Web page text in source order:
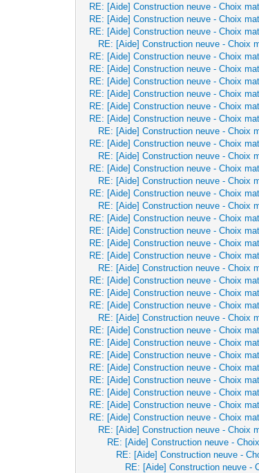
RE: [Aide] Construction neuve - Choix
RE: [Aide] Construction neuve - Choix
RE: [Aide] Construction neuve - Choix
RE: [Aide] Construction neuve - Choix
RE: [Aide] Construction neuve - Choix
RE: [Aide] Construction neuve - Choix
RE: [Aide] Construction neuve - Choix
RE: [Aide] Construction neuve - Choix
RE: [Aide] Construction neuve - Choix
RE: [Aide] Construction neuve - Choix
RE: [Aide] Construction neuve - Choix
RE: [Aide] Construction neuve - Choix
RE: [Aide] Construction neuve - Choix
RE: [Aide] Construction neuve - Choix
RE: [Aide] Construction neuve - Choix
RE: [Aide] Construction neuve - Choix
RE: [Aide] Construction neuve - Choix
RE: [Aide] Construction neuve - Choix
RE: [Aide] Construction neuve - Choix
RE: [Aide] Construction neuve - Choix
RE: [Aide] Construction neuve - Choix
RE: [Aide] Construction neuve - Choix
RE: [Aide] Construction neuve - Choix
RE: [Aide] Construction neuve - Choix
RE: [Aide] Construction neuve - Choix
RE: [Aide] Construction neuve - Choix
RE: [Aide] Construction neuve - Choix
RE: [Aide] Construction neuve - Choix
RE: [Aide] Construction neuve - Choix
RE: [Aide] Construction neuve - Choix
RE: [Aide] Construction neuve - Choix
RE: [Aide] Construction neuve - Choix
RE: [Aide] Construction neuve - Choix
RE: [Aide] Construction neuve - Choix
RE: [Aide] Construction neuve - Choix
RE: [Aide] Construction neuve -
RE: [Aide] Construction neuve -
RE: [Aide] Construction neuve -